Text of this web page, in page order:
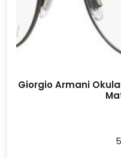
Giorgio Armani